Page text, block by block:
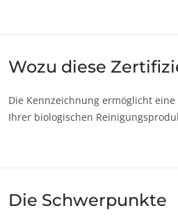
Wozu diese
Die Kennzeichnung ermöglicht
Ihrer biologischen
Die Schwerpunkte